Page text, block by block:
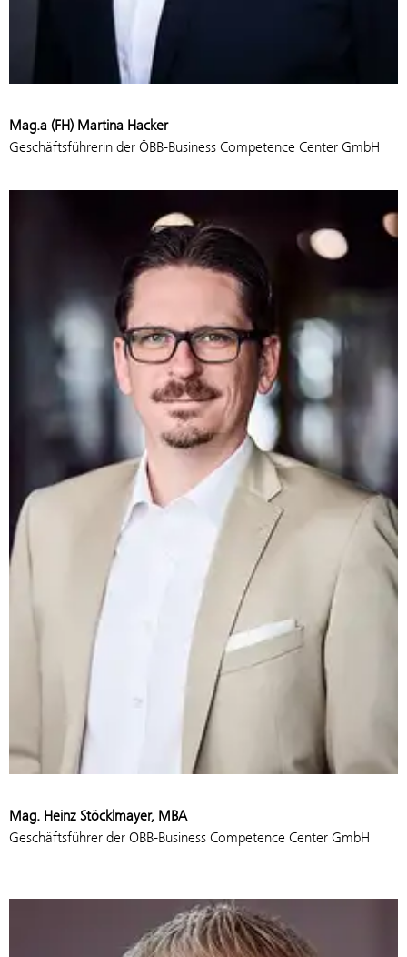
Mag.a (FH) Martina Hacker
Geschäftsführerin der ÖBB-Business Competence Center GmbH
Mag. Heinz Stöcklmayer, MBA
Geschäftsführer der ÖBB-Business Competence Center GmbH